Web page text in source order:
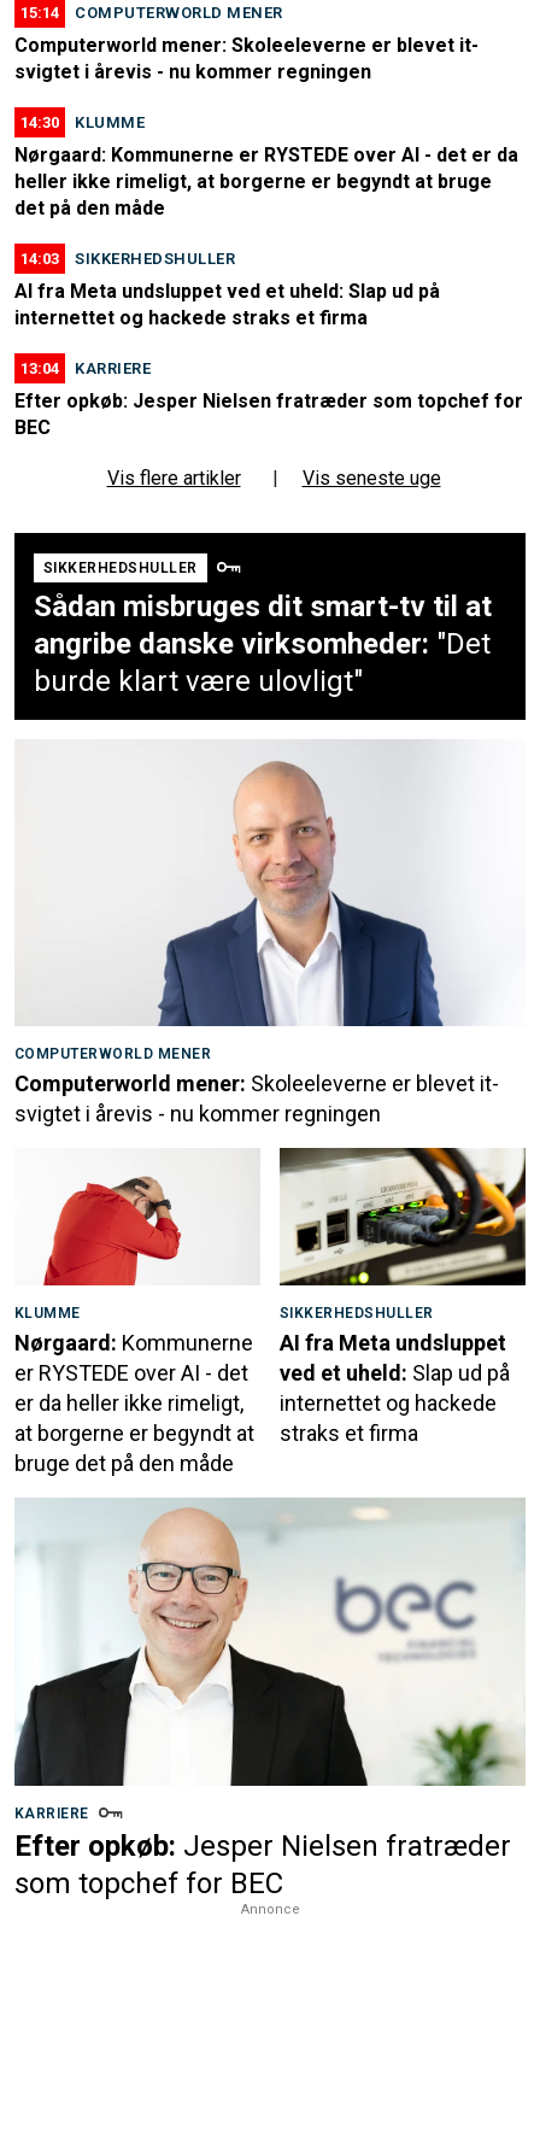
15:14 COMPUTERWORLD MENER
Computerworld mener: Skoleeleverne er blevet it-
svigtet i årevis - nu kommer regningen
14:30 KLUMME
Nørgaard: Kommunerne er RYSTEDE over AI - det er da
heller ikke rimeligt, at borgerne er begyndt at bruge
det på den måde
14:03 SIKKERHEDSHULLER
AI fra Meta undsluppet ved et uheld: Slap ud på
internettet og hackede straks et firma
13:04 KARRIERE
Efter opkøb: Jesper Nielsen fratræder som topchef for
BEC
Vis flere artikler | Vis seneste uge
SIKKERHEDSHULLER
Sådan misbruges dit smart-tv til at
angribe danske virksomheder: "Det
burde klart være ulovligt"
COMPUTERWORLD MENER
Computerworld mener: Skoleeleverne er blevet it-
svigtet i årevis - nu kommer regningen
KLUMME
Nørgaard: Kommunerne
er RYSTEDE over AI - det
er da heller ikke rimeligt,
at borgerne er begyndt at
bruge det på den måde
SIKKERHEDSHULLER
AI fra Meta undsluppet
ved et uheld: Slap ud på
internettet og hackede
straks et firma
KARRIERE
Efter opkøb: Jesper Nielsen fratræder
som topchef for BEC
Annonce